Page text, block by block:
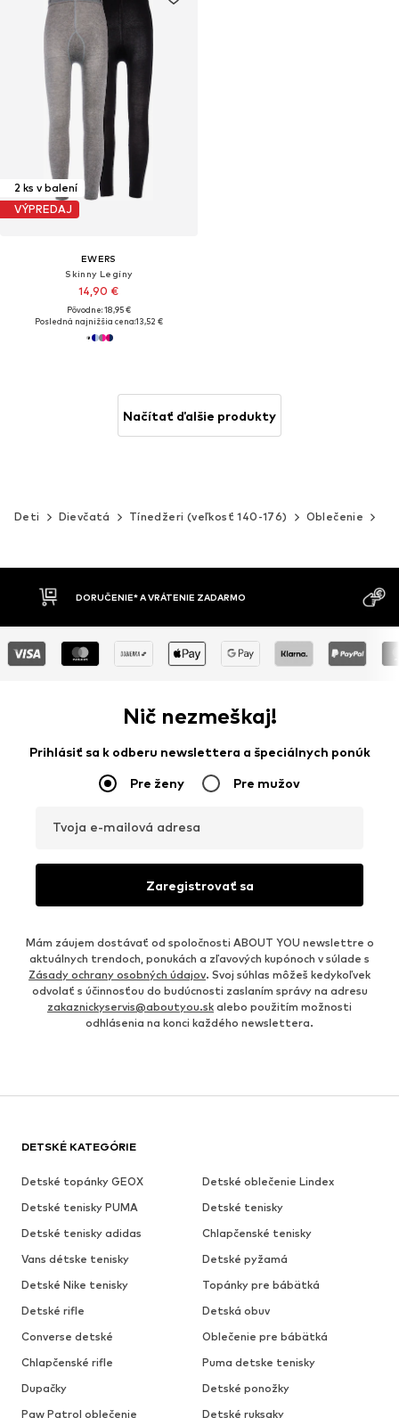
2 ks v balení
VÝPREDAJ
EWERS
Skinny Legíny
14,90 €
Pôvodne: 18,95 €
Posledná najnižšia cena:13,52 €
Načítať ďalšie produkty
Deti Dievčatá Tínedžeri (veľkosť 140-176) Oblečenie
DOBIERKA
MOŽNOSŤ
Nič nezmeškaj!
Prihlásiť sa k odberu newslettera a špeciálnych ponúk
Pre ženy Pre mužov
Tvoja e-mailová adresa
Zaregistrovať sa
Mám záujem dostávať od spoločnosti ABOUT YOU newslettre o
aktuálnych trendoch, ponukách a zľavových kupónoch v súlade s
Zásady ochrany osobných údajov. Svoj súhlas môžeš kedykoľvek
odvolať s účinnosťou do budúcnosti zaslaním správy na adresu
zakaznickyservis@aboutyou.sk alebo použitím možnosti
odhlásenia na konci každého newslettera.
DETSKÉ KATEGÓRIE
Detské topánky GEOX
Detské oblečenie Lindex
Detské tenisky PUMA
Detské tenisky
Detské tenisky adidas
Chlapčenské tenisky
Vans détske tenisky
Detské pyžamá
Detské Nike tenisky
Topánky pre bábätká
Detské rifle
Detská obuv
Converse detské
Oblečenie pre bábätká
Chlapčenské rifle
Puma detske tenisky
Dupačky
Detské ponožky
Paw Patrol oblečenie
Detské ruksaky